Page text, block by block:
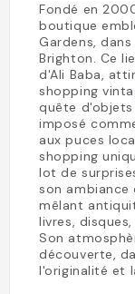
Fondé en
boutique
Gardens,
Brighton. Ce
d'Ali Baba,
shopping
quête d'objets
imposé
aux puces
shopping
lot de
son ambiance
mêlant
livres,
Son
découverte,
l'originalité et